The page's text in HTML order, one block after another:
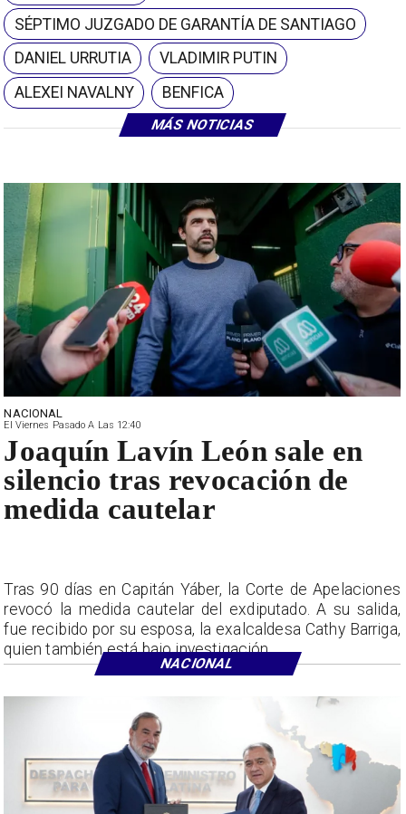
MÁS NOTICIAS
SÉPTIMO JUZGADO DE GARANTÍA DE SANTIAGO
DANIEL URRUTIA
VLADIMIR PUTIN
ALEXEI NAVALNY
BENFICA
NACIONAL
El Viernes Pasado A Las 12:40
Joaquín Lavín León sale en
silencio tras revocación de
medida cautelar
Tras 90 días en Capitán Yáber, la Corte de Apelaciones
revocó la medida cautelar del exdiputado. A su salida,
fue recibido por su esposa, la exalcaldesa Cathy Barriga,
quien también está bajo investigación.
NACIONAL